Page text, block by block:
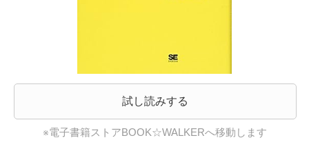
試し読みする
※電子書籍ストアBOOK☆WALKERへ移動します